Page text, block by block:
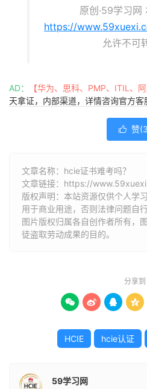
原创·59学习网
https://
允许不可
AD： 【华为、思科、PMP、ITIL、
天拿证，内部渠道，详情咨询官方
 赞(3
文章名称：hcie证书难考吗？
文章链接： https://
版权声明：本站资源仅供个人学
用于商业用途，否则法律问题自行
图片版权归属各自创作者所有，
徒盗取劳动成果的目的。
分享到
   
HCIE hcie认证
59学习网